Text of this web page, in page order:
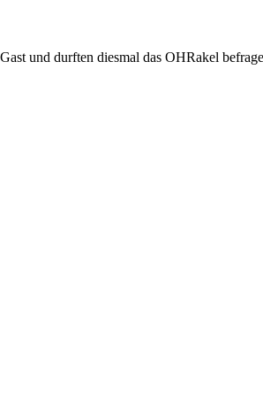
und durften diesmal das OHRakel